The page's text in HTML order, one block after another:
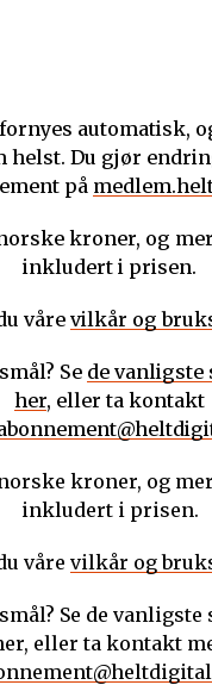
automatisk,
helst. Du gjør
på
kroner, og
inkludert i prisen.
våre vilkår og
Se de vanligste
her, eller ta kontakt
kroner, og
inkludert i prisen.
våre vilkår og
Se de vanligste
eller ta kontakt